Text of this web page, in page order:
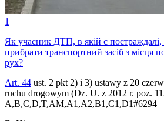
1
Як учасник ДТП, в якій є
прибрати транспортний засіб з місця
рух?
Art. 44 ust. 2 pkt 2) i 3) ustawy z 20
ruchu drogowym (Dz. U. z 2012 r. poz.
A,B,C,D,T,AM,A1,A2,B1,C1,D1#6294